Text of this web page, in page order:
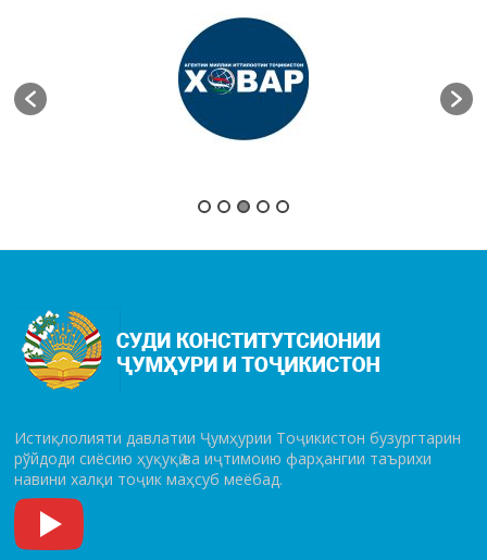
Истиқлолияти давлатии Ҷумҳурии Тоҷикистон бузургтарин
рўй­до­ди сиёсию ҳуқуқӣ ва иҷтимоию фарҳангии таърихи
навини халқи тоҷик маҳсуб меёбад.